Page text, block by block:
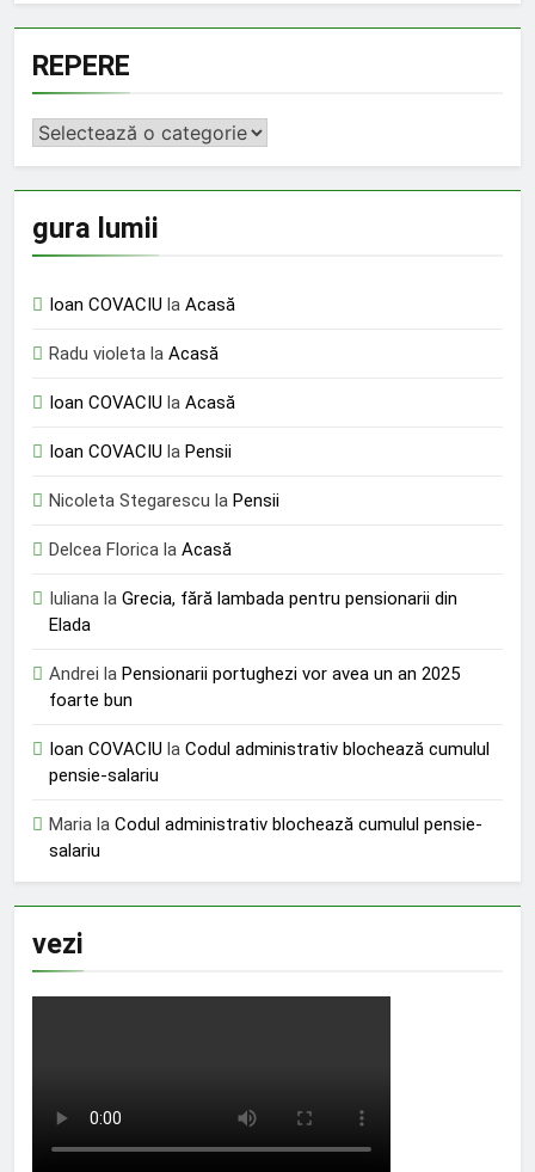
REPERE
REPERE
gura lumii
Ioan COVACIU la Acasă
Radu violeta la Acasă
Ioan COVACIU la Acasă
Ioan COVACIU la Pensii
Nicoleta Stegarescu la Pensii
Delcea Florica la Acasă
Iuliana la Grecia, fără lambada pentru pensionarii din
Elada
Andrei la Pensionarii portughezi vor avea un an 2025
foarte bun
Ioan COVACIU la Codul administrativ blochează cumulul
pensie-salariu
Maria la Codul administrativ blochează cumulul pensie-
salariu
vezi